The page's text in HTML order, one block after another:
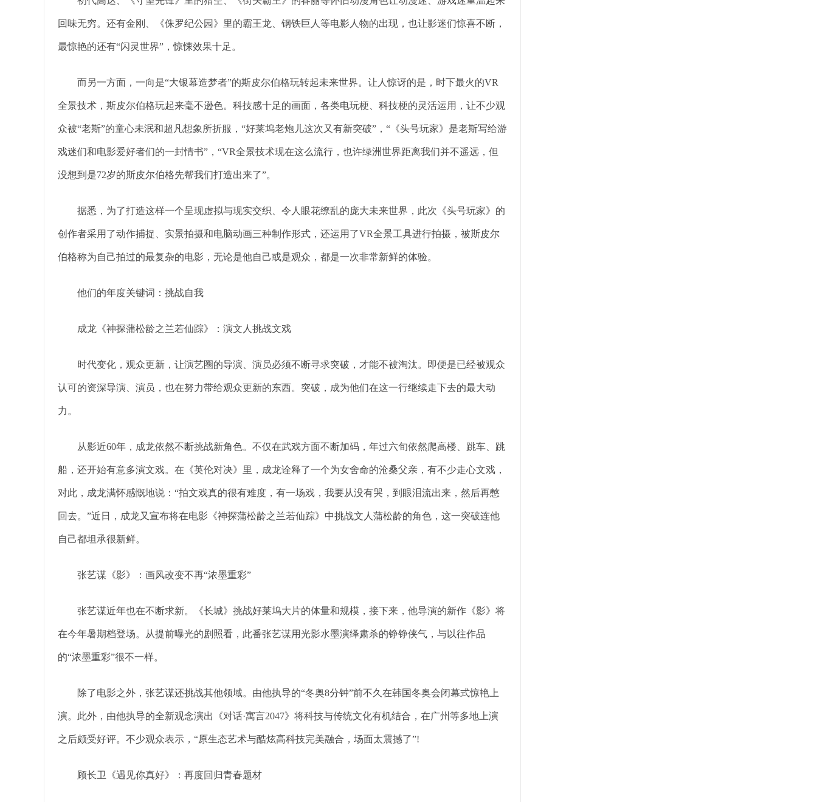
回味无穷。还有金刚、《侏罗纪公园》里的霸王龙、钢铁巨人等电影人物的出现，也让影迷们惊喜不断，
最惊艳的还有“闪灵世界”，惊悚效果十足。
而另一方面，一向是“大银幕造梦者”的斯皮尔伯格玩转起未来世界。让人惊讶的是，时下最火的VR
全景技术，斯皮尔伯格玩起来毫不逊色。科技感十足的画面，各类电玩梗、科技梗的灵活运用，让不少观
众被“老斯”的童心未泯和超凡想象所折服，“好莱坞老炮儿这次又有新突破”，“《头号玩家》是老斯写给游
戏迷们和电影爱好者们的一封情书”，“VR全景技术现在这么流行，也许绿洲世界距离我们并不遥远，但
没想到是72岁的斯皮尔伯格先帮我们打造出来了”。
据悉，为了打造这样一个呈现虚拟与现实交织、令人眼花缭乱的庞大未来世界，此次《头号玩家》的
创作者采用了动作捕捉、实景拍摄和电脑动画三种制作形式，还运用了VR全景工具进行拍摄，被斯皮尔
伯格称为自己拍过的最复杂的电影，无论是他自己或是观众，都是一次非常新鲜的体验。
他们的年度关键词：挑战自我
成龙《神探蒲松龄之兰若仙踪》：演文人挑战文戏
时代变化，观众更新，让演艺圈的导演、演员必须不断寻求突破，才能不被淘汰。即便是已经被观众
认可的资深导演、演员，也在努力带给观众更新的东西。突破，成为他们在这一行继续走下去的最大动
力。
从影近60年，成龙依然不断挑战新角色。不仅在武戏方面不断加码，年过六旬依然爬高楼、跳车、跳
船，还开始有意多演文戏。在《英伦对决》里，成龙诠释了一个为女舍命的沧桑父亲，有不少走心文戏，
对此，成龙满怀感慨地说：“拍文戏真的很有难度，有一场戏，我要从没有哭，到眼泪流出来，然后再憋
回去。”近日，成龙又宣布将在电影《神探蒲松龄之兰若仙踪》中挑战文人蒲松龄的角色，这一突破连他
自己都坦承很新鲜。
张艺谋《影》：画风改变不再“浓墨重彩”
张艺谋近年也在不断求新。《长城》挑战好莱坞大片的体量和规模，接下来，他导演的新作《影》将
在今年暑期档登场。从提前曝光的剧照看，此番张艺谋用光影水墨演绎肃杀的铮铮侠气，与以往作品
的“浓墨重彩”很不一样。
除了电影之外，张艺谋还挑战其他领域。由他执导的“冬奥8分钟”前不久在韩国冬奥会闭幕式惊艳上
演。此外，由他执导的全新观念演出《对话·寓言2047》将科技与传统文化有机结合，在广州等多地上演
之后颇受好评。不少观众表示，“原生态艺术与酷炫高科技完美融合，场面太震撼了”!
顾长卫《遇见你真好》：再度回归青春题材